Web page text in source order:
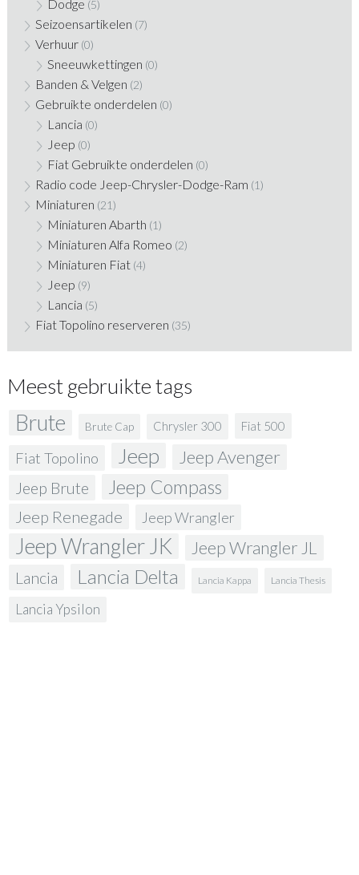
Dodge (5)
Seizoensartikelen (7)
Verhuur (0)
Sneeuwkettingen (0)
Banden & Velgen (2)
Gebruikte onderdelen (0)
Lancia (0)
Jeep (0)
Fiat Gebruikte onderdelen (0)
Radio code Jeep-Chrysler-Dodge-Ram (1)
Miniaturen (21)
Miniaturen Abarth (1)
Miniaturen Alfa Romeo (2)
Miniaturen Fiat (4)
Jeep (9)
Lancia (5)
Fiat Topolino reserveren (35)
Meest gebruikte tags
Brute Brute Cap Chrysler 300 Fiat 500
Fiat Topolino Jeep Jeep Avenger
Jeep Brute Jeep Compass
Jeep Renegade Jeep Wrangler
Jeep Wrangler JK Jeep Wrangler JL
Lancia Lancia Delta Lancia Kappa Lancia Thesis
Lancia Ypsilon